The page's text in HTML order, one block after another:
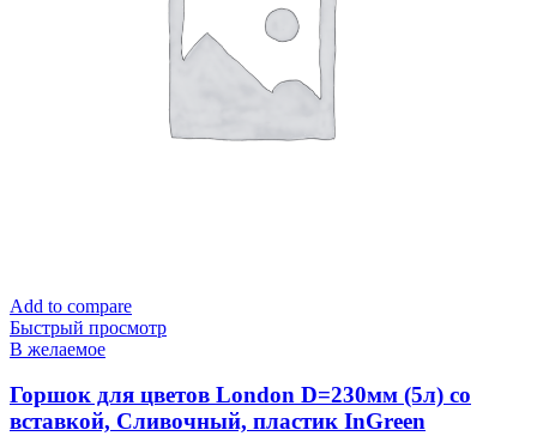
Add to compare
Быстрый просмотр
В желаемое
Горшок для цветов London D=230мм (5л) со
вставкой, Сливочный, пластик InGreen